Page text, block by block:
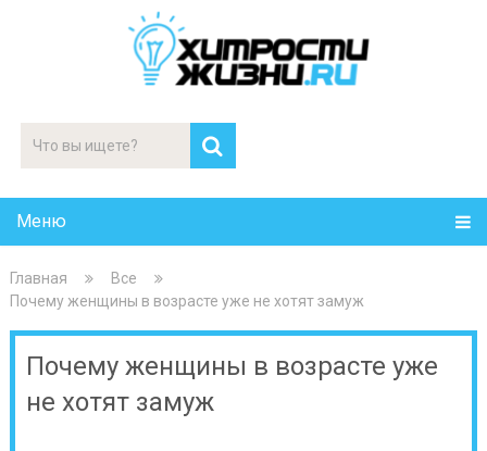
Меню
Главная
Все
Почему женщины в возрасте уже не хотят замуж
Почему женщины в возрасте уже
не хотят замуж